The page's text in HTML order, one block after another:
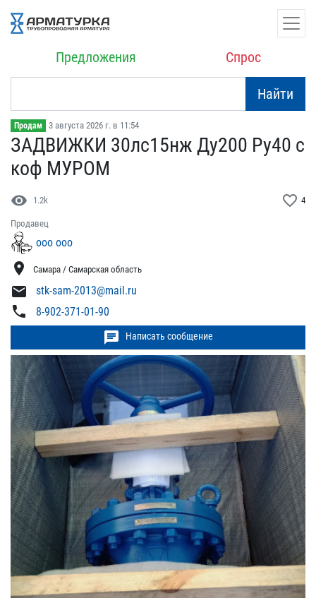
Предложения Спрос
Найти
Продам 3 августа 2026 г. в 11:54
ЗАДВИЖКИ 30лс15нж Ду20​0 Ру40 с
коф МУРОМ
visibility 1.2k favorite_border 4
Продавец
ооо ооо
location_on Самара / Самарская область
mail stk-sam-2013@mail.ru
phone 8-902-371-01-90
chat Написать сообщение